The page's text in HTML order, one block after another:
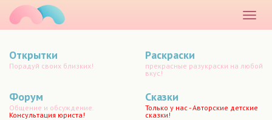
меню
Открытки
Порадуй своих близких!
Раскраски
прекрасные разукраски на любой
вкус!
Форум
Общение и обсуждение.
Консультация юриста!
Сказки
Только у нас - Авторские детские
сказки!